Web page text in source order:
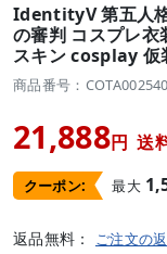
IdentityV 第五人
の審判 コスプレ衣
スキン cosplay 仮
商品番号：
21,888円 送
クーポン: 最大
返品無料： ご注文の